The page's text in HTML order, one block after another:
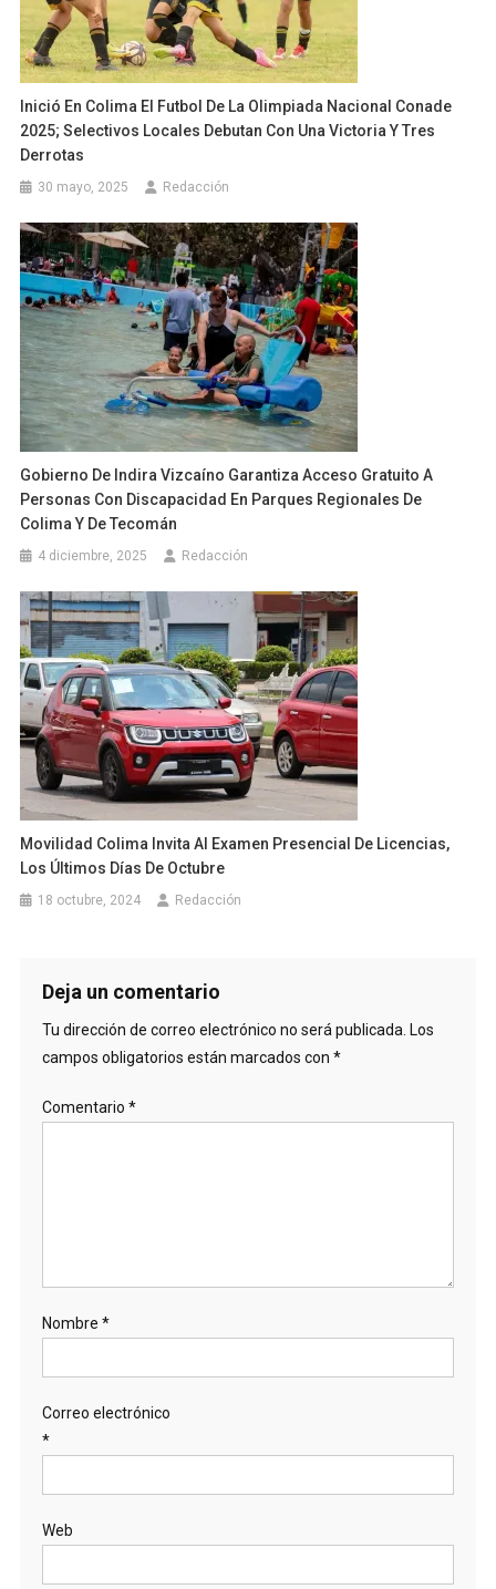
Inició En Colima El Futbol De La Olimpiada Nacional Conade
2025; Selectivos Locales Debutan Con Una Victoria Y Tres
Derrotas
30 mayo, 2025 Redacción
Gobierno De Indira Vizcaíno Garantiza Acceso Gratuito A
Personas Con Discapacidad En Parques Regionales De
Colima Y De Tecomán
4 diciembre, 2025 Redacción
Movilidad Colima Invita Al Examen Presencial De Licencias,
Los Últimos Días De Octubre
18 octubre, 2024 Redacción
Deja un comentario
Tu dirección de correo electrónico no será publicada. Los
campos obligatorios están marcados con *
Comentario *
Nombre *
Correo electrónico
*
Web